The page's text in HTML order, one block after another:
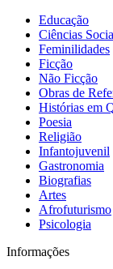
Educação
Ciências
Feminilidades
Ficção
Não Ficção
Obras de
Histórias em
Poesia
Religião
Infantojuvenil
Gastronomia
Biografias
Artes
Afrofuturismo
Psicologia
Informações